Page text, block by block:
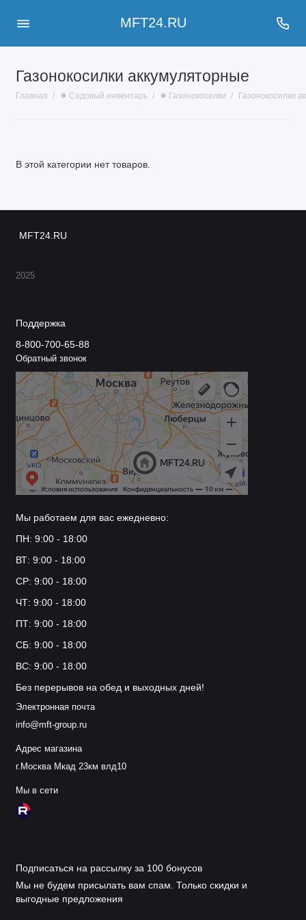
MFT24.RU
Газонокосилки аккумуляторные
Главная ✹ Садовый инвентарь ✹ Газонокосилки Газонокосилки
В этой категории нет товаров.
MFT24.RU
2025
Поддержка
8-800-700-65-88
Обратный звонок
Мы работаем для вас ежедневно:
ПН: 9:00 - 18:00
ВТ: 9:00 - 18:00
СР: 9:00 - 18:00
ЧТ: 9:00 - 18:00
ПТ: 9:00 - 18:00
СБ: 9:00 - 18:00
ВС: 9:00 - 18:00
Без перерывов на обед и выходных дней!
Электронная почта
info@mft-group.ru
Адрес магазина
г.Москва Мкад 23км влд10
Мы в сети
Подписаться на рассылку за 100 бонусов
Мы не будем присылать вам спам. Только скидки и
выгодные предложения